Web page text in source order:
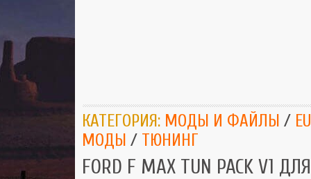
КАТЕГОРИЯ: МОДЫ И ФАЙЛЫ /
МОДЫ / ТЮНИНГ
FORD F MAX TUN PACK V1